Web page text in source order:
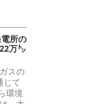
所の
万㌧
スの
じて
環境